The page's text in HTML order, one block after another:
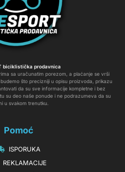
biciklistička prodavnica
sa uračunatim porezom, a plaćanje se vrši
što precizniji u opisu proizvoda, prikazu
da su sve informacije kompletne i bez
su deo naše ponude i ne podrazumeva da su
u svakom trenutku.
Pomoć
‏‏‎‏‏‎ ‎ISPORUKA
‏‏‏‏‎ ‎‎‎‎‎‎REKLAMACIJE‎‎‎